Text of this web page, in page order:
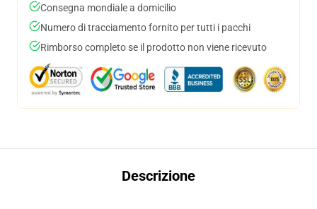
Consegna mondiale a domicilio
Numero di tracciamento fornito per tutti i pacchi
Rimborso completo se il prodotto non viene ricevuto
Descrizione